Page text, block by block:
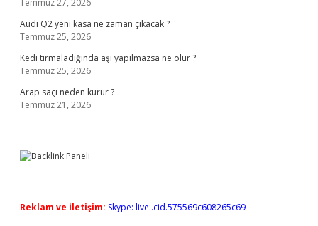
Temmuz 27, 2026
Audi Q2 yeni kasa ne zaman çıkacak ?
Temmuz 25, 2026
Kedi tırmaladığında aşı yapılmazsa ne olur ?
Temmuz 25, 2026
Arap saçı neden kurur ?
Temmuz 21, 2026
Reklam ve İletişim: Skype: live:.cid.575569c608265c69